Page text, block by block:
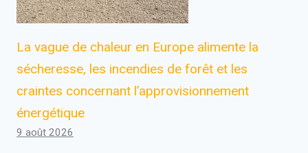
La vague de chaleur en Europe alimente la
sécheresse, les incendies de forêt et les
craintes concernant l’approvisionnement
énergétique
9 août 2026